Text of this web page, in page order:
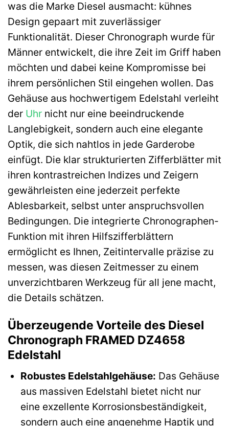
was die Marke Diesel ausmacht: kühnes
Design gepaart mit zuverlässiger
Funktionalität. Dieser Chronograph wurde für
Männer entwickelt, die ihre Zeit im Griff haben
möchten und dabei keine Kompromisse bei
ihrem persönlichen Stil eingehen wollen. Das
Gehäuse aus hochwertigem Edelstahl verleiht
der Uhr nicht nur eine beeindruckende
Langlebigkeit, sondern auch eine elegante
Optik, die sich nahtlos in jede Garderobe
einfügt. Die klar strukturierten Zifferblätter mit
ihren kontrastreichen Indizes und Zeigern
gewährleisten eine jederzeit perfekte
Ablesbarkeit, selbst unter anspruchsvollen
Bedingungen. Die integrierte Chronographen-
Funktion mit ihren Hilfszifferblättern
ermöglicht es Ihnen, Zeitintervalle präzise zu
messen, was diesen Zeitmesser zu einem
unverzichtbaren Werkzeug für all jene macht,
die Details schätzen.
Überzeugende Vorteile des Diesel
Chronograph FRAMED DZ4658
Edelstahl
Robustes Edelstahlgehäuse: Das Gehäuse
aus massiven Edelstahl bietet nicht nur
eine exzellente Korrosionsbeständigkeit,
sondern auch eine angenehme Haptik und